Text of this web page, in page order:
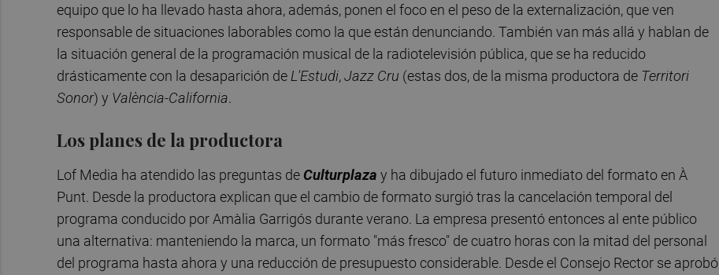
equipo que lo ha llevado hasta ahora, además, ponen el foco en el peso de la externalización, que ven
responsable de situaciones laborables como la que están denunciando. También van más allá y hablan de
la situación general de la programación musical de la radiotelevisión pública, que se ha reducido
drásticamente con la desaparición de L'Estudi,Jazz Cru (estas dos, de la misma productora de Territori
Sonor) y València-California.
Los planes de la productora
Lof Media ha atendido las preguntas de Culturplaza y ha dibujado el futuro inmediato del formato en À
Punt. Desde la productora explican que el cambio de formato surgió tras la cancelación temporal del
programa conducido por Amàlia Garrigós durante verano. La empresa presentó entonces al ente público
una alternativa: manteniendo la marca, un formato "más fresco" de cuatro horas con la mitad del personal
del programa hasta ahora y una reducción de presupuesto considerable. Desde el Consejo Rector se aprobó